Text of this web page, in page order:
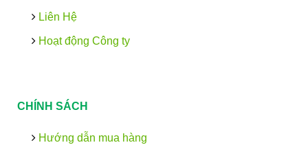
Liên Hệ
Hoạt động Công ty
CHÍNH SÁCH
Hướng dẫn mua hàng